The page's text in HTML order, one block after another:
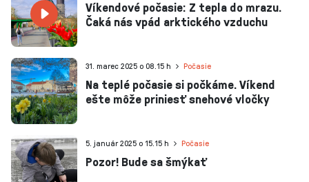
Víkendové počasie: Z tepla do mrazu.
Čaká nás vpád arktického vzduchu
Na teplé počasie si počkáme. Víkend
ešte môže priniesť snehové vločky
31. marec 2025 o 08.15 h Počasie
Pozor! Bude sa šmýkať
5. január 2025 o 15.15 h Počasie